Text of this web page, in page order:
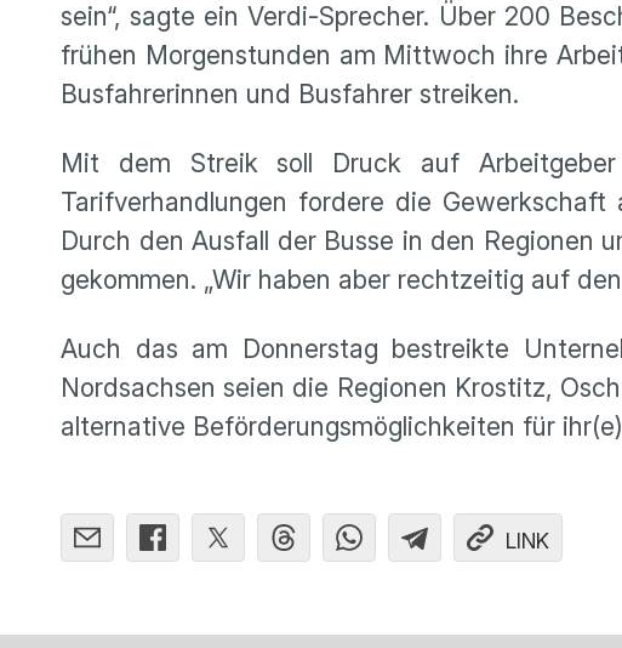
sein“, sagte ein Verdi-Sprecher. Über 200
frühen Morgenstunden am Mittwoch ihre
Busfahrerinnen und Busfahrer streiken.
Mit dem Streik soll Druck auf
Tarifverhandlungen fordere die
Durch den Ausfall der Busse in den Regionen
gekommen. „Wir haben aber rechtzeitig auf
Auch das am Donnerstag bestreikte
Nordsachsen seien die Regionen Krostitz,
alternative Beförderungsmöglichkeiten für
LINK